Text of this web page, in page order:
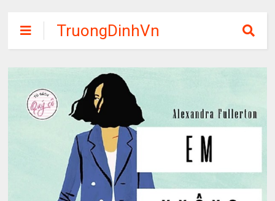
TruongDinhVn
Chia sẽ ebook,
các khóa học,
phần mềm học
tập miễn phí